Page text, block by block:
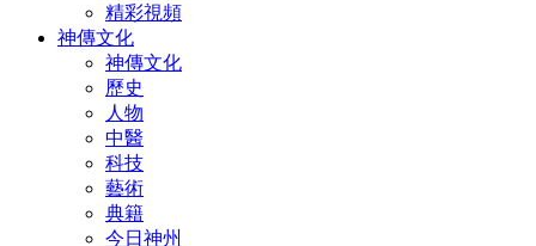
精彩視頻
神傳文化
神傳文化
歷史
人物
中醫
科技
藝術
典籍
今日神州